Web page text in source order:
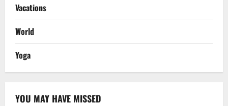
Vacations
World
Yoga
YOU MAY HAVE MISSED